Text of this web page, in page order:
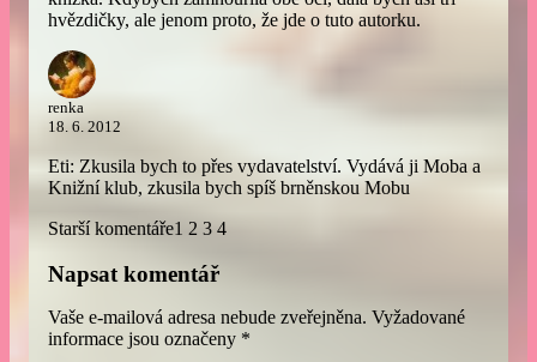
hvězdičky, ale jenom proto, že jde o tuto autorku.
renka
18. 6. 2012
Eti: Zkusila bych to přes vydavatelství. Vydává ji Moba a
Knižní klub, zkusila bych spíš brněnskou Mobu
Starší komentáře1 2 3 4
Napsat komentář
Vaše e-mailová adresa nebude zveřejněna. Vyžadované
informace jsou označeny *